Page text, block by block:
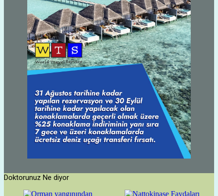
Doktorunuz Ne diyor